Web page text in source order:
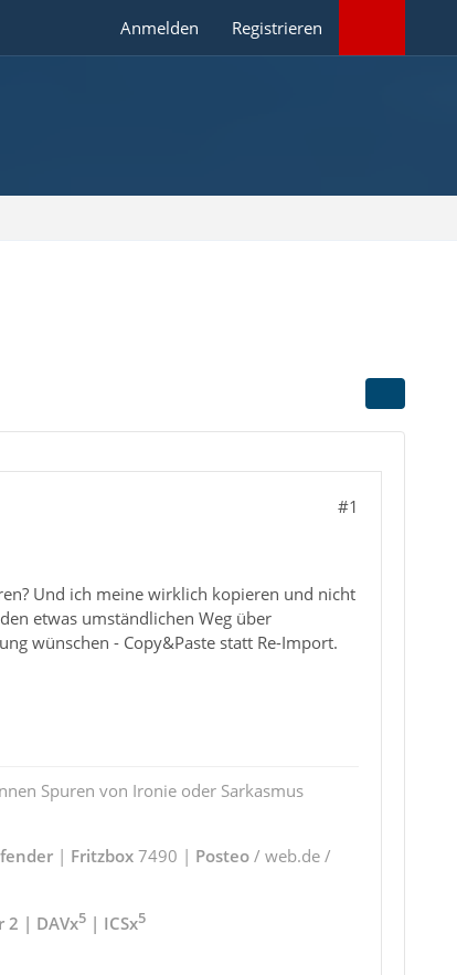
Anmelden Registrieren
#1
Und ich meine wirklich kopieren und nicht
etwas umständlichen Weg über
wünschen - Copy&Paste statt Re-Import.
Spuren von Ironie oder Sarkasmus
| Fritzbox7490 | Posteo/ web.de /
2 | DAVx5| ICSx5